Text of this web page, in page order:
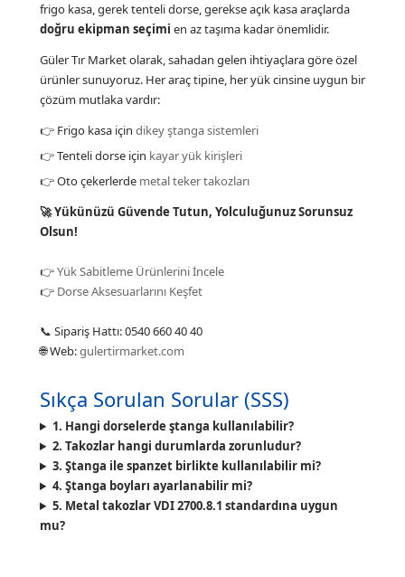
frigo kasa, gerek tenteli dorse, gerekse açık kasa araçlarda
doğru ekipman seçimi en az taşıma kadar önemlidir.
Güler Tır Market olarak, sahadan gelen ihtiyaçlara göre özel
ürünler sunuyoruz. Her araç tipine, her yük cinsine uygun bir
çözüm mutlaka vardır:
👉 Frigo kasa için dikey ştanga sistemleri
👉 Tenteli dorse için kayar yük kirişleri
👉 Oto çekerlerde metal teker takozları
🚀 Yükünüzü Güvende Tutun, Yolculuğunuz Sorunsuz
Olsun!
👉Yük Sabitleme Ürünlerini İncele
👉 Dorse Aksesuarlarını Keşfet
📞 Sipariş Hattı: 0540 660 40 40
🌐 Web:gulertirmarket.com
Sıkça Sorulan Sorular (SSS)
1. Hangi dorselerde ştanga kullanılabilir?
2. Takozlar hangi durumlarda zorunludur?
3. Ştanga ile spanzet birlikte kullanılabilir mi?
4. Ştanga boyları ayarlanabilir mi?
5. Metal takozlar VDI 2700.8.1 standardına uygun
mu?